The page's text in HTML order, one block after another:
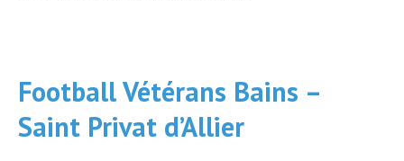
Football Vétérans Bains –
Saint Privat d’Allier